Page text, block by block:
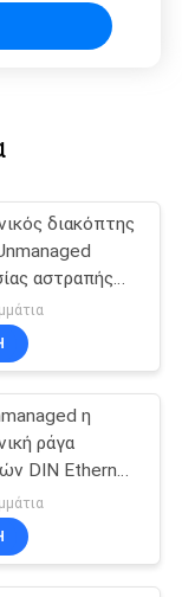
διακόπτης
αστραπής
Ethernet
η
ράγα
DIN Ethernet
βιομηχανική